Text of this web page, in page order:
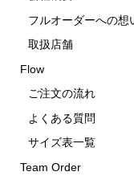
フルオーダーへの想
取扱店舗
Flow
ご注文の流れ
よくある質問
サイズ表一覧
Team Order